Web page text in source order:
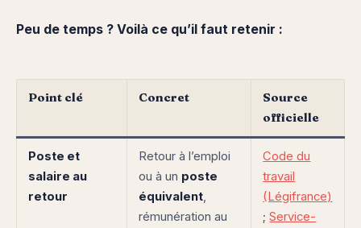
Peu de temps ? Voilà ce qu’il faut retenir :
Point clé Concret
Source
officielle
Poste et
salaire au
retour
Retour à l’emploi
ou à un poste
équivalent,
rémunération au
Code du
travail
(Légifrance)
;Service-